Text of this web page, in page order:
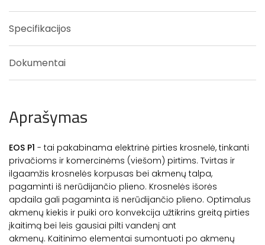
Specifikacijos
Dokumentai
Aprašymas
EOS P1 - tai pakabinama elektrinė pirties krosnelė, tinkanti
privačioms ir komercinėms (viešom) pirtims. Tvirtas ir
ilgaamžis krosnelės korpusas bei akmenų talpa,
pagaminti iš nerūdijančio plieno. Krosnelės išorės
apdaila gali pagaminta iš nerūdijančio plieno. Optimalus
akmenų kiekis ir puiki oro konvekcija užtikrins greitą pirties
įkaitimą bei leis gausiai pilti vandenį ant
akmenų. Kaitinimo elementai sumontuoti po akmenų